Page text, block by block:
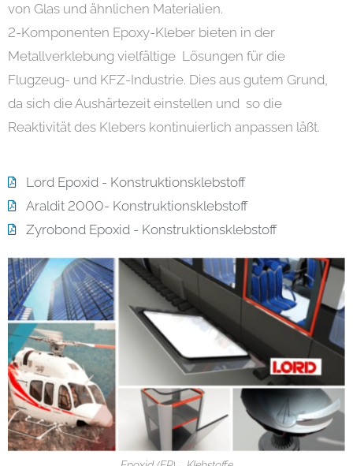
von Glas und ähnlichen Materialien.
2-Komponenten Epoxy-Kleber bieten in der
Metallverklebung vielfältige Lösungen für die
Flugzeug- und KFZ-Industrie. Dies aus gutem Grund,
da sich die Aushärtezeit einstellen und so die
Reaktivität des Klebers kontinuierlich anpassen läßt.
Lord Epoxid - Konstruktionsklebstoff
Araldit 2000- Konstruktionsklebstoff
Zyrobond Epoxid - Konstruktionsklebstoff